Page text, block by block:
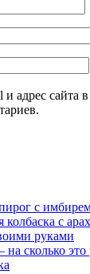
адрес сайта в
с
с
руками
сколько это